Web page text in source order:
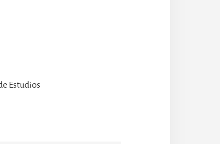
Estudios